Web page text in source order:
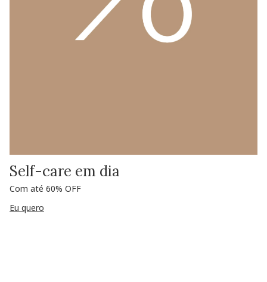
Self-care em dia
Com até 60% OFF
Eu quero